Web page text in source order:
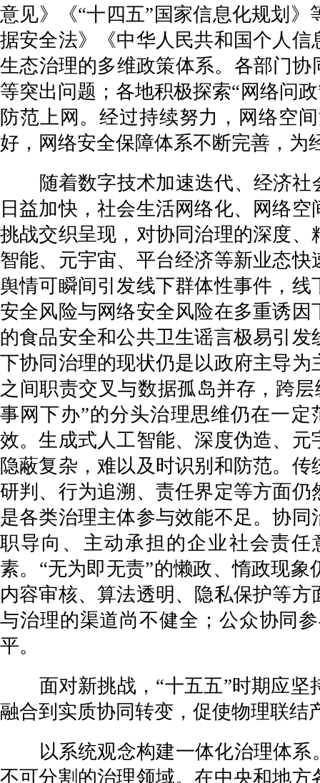
意见》《“十四五”国家信息化规划
据安全法》《中华人民共和国个人
生态治理的多维政策体系。各部门
等突出问题；各地积极探索“网络问
防范上网。经过持续努力，网络空
好，网络安全保障体系不断完善，
随着数字技术加速迭代、经济社
日益加快，社会生活网络化、网络
挑战交织呈现，对协同治理的深度
智能、元宇宙、平台经济等新业态
舆情可瞬间引发线下群体性事件，
安全风险与网络安全风险在多重诱
的食品安全和公共卫生谣言极易引
下协同治理的现状仍是以政府主导
之间职责交叉与数据孤岛并存，跨
事网下办”的分头治理思维仍在一
效。生成式人工智能、深度伪造、
隐蔽复杂，难以及时识别和防范。
研判、行为追溯、责任界定等方面
是各类治理主体参与效能不足。协
职导向、主动承担的企业社会责
素。“无为即无责”的懒政、惰政现
内容审核、算法透明、隐私保护等
与治理的渠道尚不健全；公众协同
平。
面对新挑战，“十五五”时期应坚
融合到实质协同转变，促使物理联结
以系统观念构建一体化治理体系
不可分割的治理领域。在中央和地